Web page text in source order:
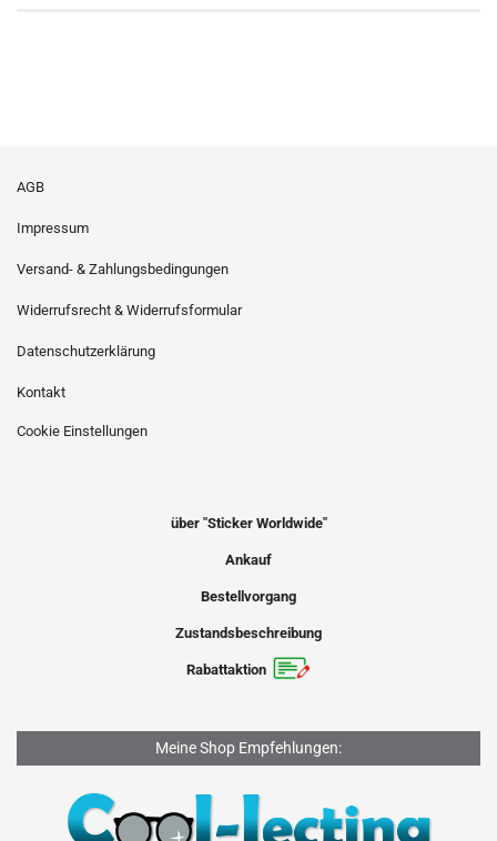
AGB
Impressum
Versand- & Zahlungsbedingungen
Widerrufsrecht & Widerrufsformular
Datenschutzerklärung
Kontakt
Cookie Einstellungen
über "Sticker Worldwide"
Ankauf
Bestellvorgang
Zustandsbeschreibung
Rabattaktion
Meine Shop Empfehlungen: